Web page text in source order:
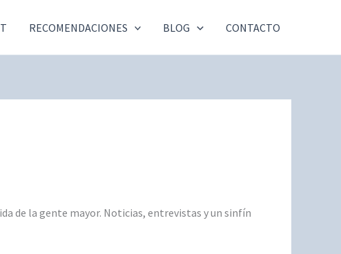
RECOMENDACIONES BLOG CONTACTO
de la gente mayor. Noticias, entrevistas y un sinfín